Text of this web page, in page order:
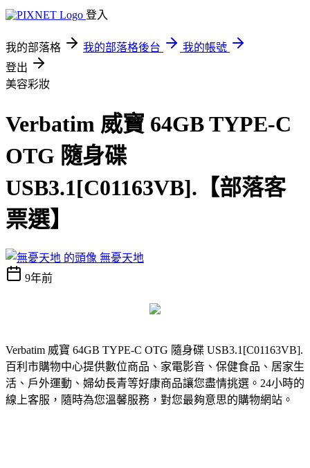
登入
我的部落格 我的部落格後台
我的帳號
登出
美容彩妝
Verbatim 威寶 64GB TYPE-C
OTG 隨身碟
USB3.1[C01163VB].【部落客
票選】
無憂天地
9年前
Verbatim 威寶 64GB TYPE-C OTG 隨身碟 USB3.1[C01163VB].
百利市購物中心提供數位商品、家電影音、保健食品、居家生
活、戶外運動、婦幼長青等好康商品讓您盡情挑選。24小時的
線上客服，隨時為您溫馨服務，對您最夠意思的購物網站。